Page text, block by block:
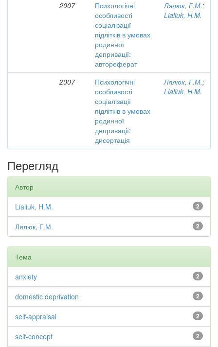
2007
Психологічні
особливості
соціалізації
підлітків в умовах
родинної
депривації:
автореферат
Лялюк, Г.М.;
Lialiuk, H.M.
2007
Психологічні
особливості
соціалізації
підлітків в умовах
родинної
депривації:
дисертація
Лялюк, Г.М.;
Lialiuk, H.M.
Перегляд
Автор
2
Lialiuk, H.M.
2
Лялюк, Г.М.
Тема
2
anxiety
2
domestic deprivation
2
self-appraisal
2
self-concept